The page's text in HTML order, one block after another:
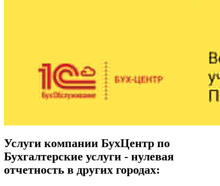
Услуги компании БухЦентр по
Бухгалтерские услуги - нулевая
отчетность в других городах: